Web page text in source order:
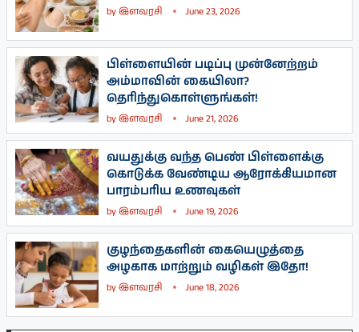
byஇளவரசி June 23, 2026
பிள்ளையின் படிப்பு முன்னேற்றம்
அம்மாவின் கையிலா?
தெரிந்துகொள்ளுங்கள்!
byஇளவரசி June 21, 2026
வயதுக்கு வந்த பெண் பிள்ளைக்கு
கொடுக்க வேண்டிய ஆரோக்கியமான
பாரம்பரிய உணவுகள்
byஇளவரசி June 19, 2026
குழந்தைகளின் கையெழுத்தை
அழகாக மாற்றும் வழிகள் இதோ!
byஇளவரசி June 18, 2026